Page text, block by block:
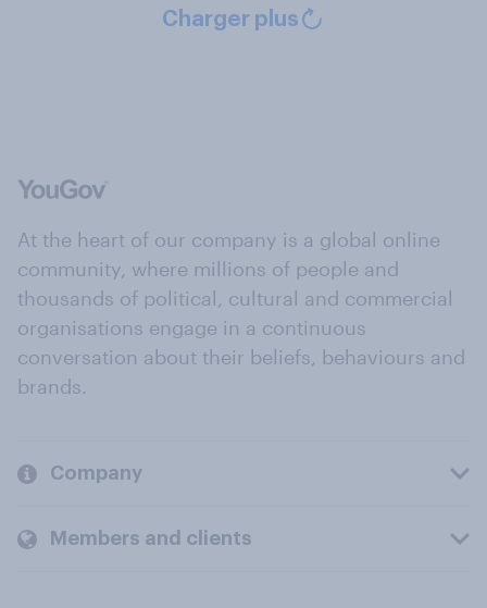
Charger plus
At the heart of our company is a global online
community, where millions of people and
thousands of political, cultural and commercial
organisations engage in a continuous
conversation about their beliefs, behaviours and
brands.
Company
Members and clients